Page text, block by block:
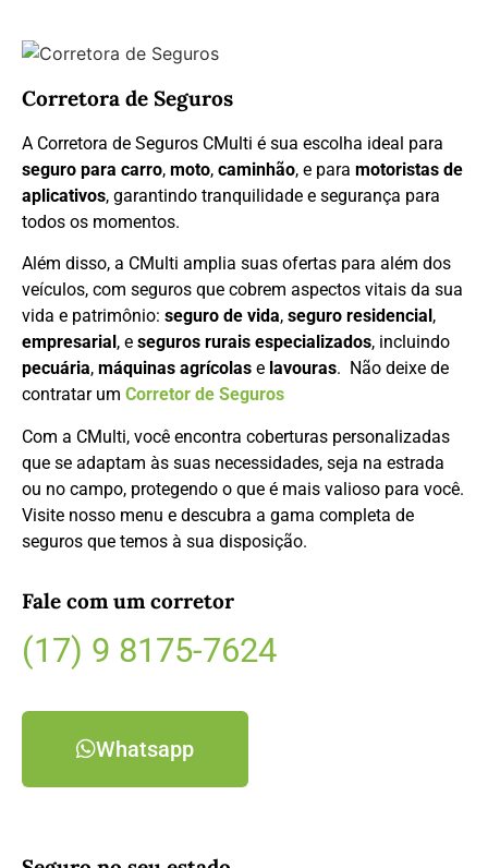
Corretora de Seguros
A Corretora de Seguros CMulti é sua escolha ideal para
seguro para carro, moto, caminhão, e para motoristas de
aplicativos, garantindo tranquilidade e segurança para
todos os momentos.
Além disso, a CMulti amplia suas ofertas para além dos
veículos, com seguros que cobrem aspectos vitais da sua
vida e patrimônio: seguro de vida, seguro residencial ,
empresarial , e seguros rurais especializados, incluindo
pecuária, máquinas agrícolas e lavouras. Não deixe de
contratar um Corretor de Seguros
Com a CMulti, você encontra coberturas personalizadas
que se adaptam às suas necessidades, seja na estrada
ou no campo, protegendo o que é mais valioso para você.
Visite nosso menu e descubra a gama completa de
seguros que temos à sua disposição.
Fale com um corretor
(17) 9 8175-7624
Whatsapp